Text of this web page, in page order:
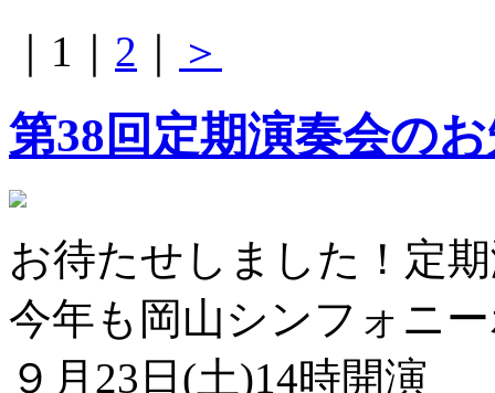
1 2 ＞
第38回定期演奏会の
お待たせしました！定
今年も岡山シンフォニ
９月23日(土)14時開演